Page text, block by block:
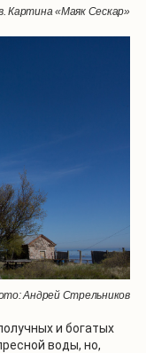
Картина «Маяк Сескар»
Андрей Стрельников
и богатых
воды, но,